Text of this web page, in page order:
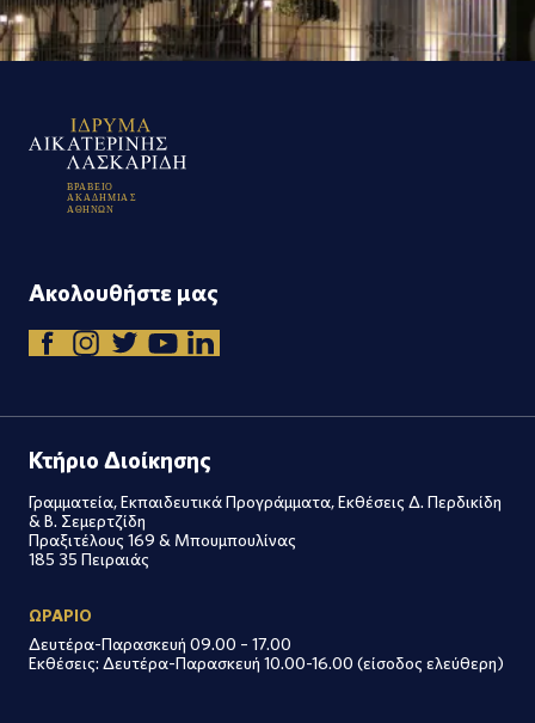
ΒΡΑΒΕΙΟ
ΑΚΑΔΗΜΙΑ Σ
Α ΘΗΝΩΝ
Ακολουθήστε μας
Κτήριο Διοίκησης
Γραμματεία, Εκπαιδευτικά Προγράμματα, Εκθέσεις Δ. Περδικίδη
& Β. Σεμερτζίδη
Πραξιτέλους 169 & Μπουμπουλίνας
185 35 Πειραιάς
ΩΡΑΡΙΟ
Δευτέρα-Παρασκευή 09.00 – 17.00
Εκθέσεις: Δευτέρα-Παρασκευή 10.00-16.00 (είσοδος ελεύθερη)